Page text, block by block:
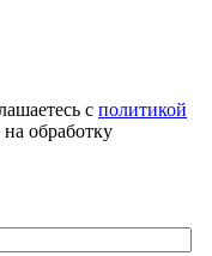
с политикой
на обработку